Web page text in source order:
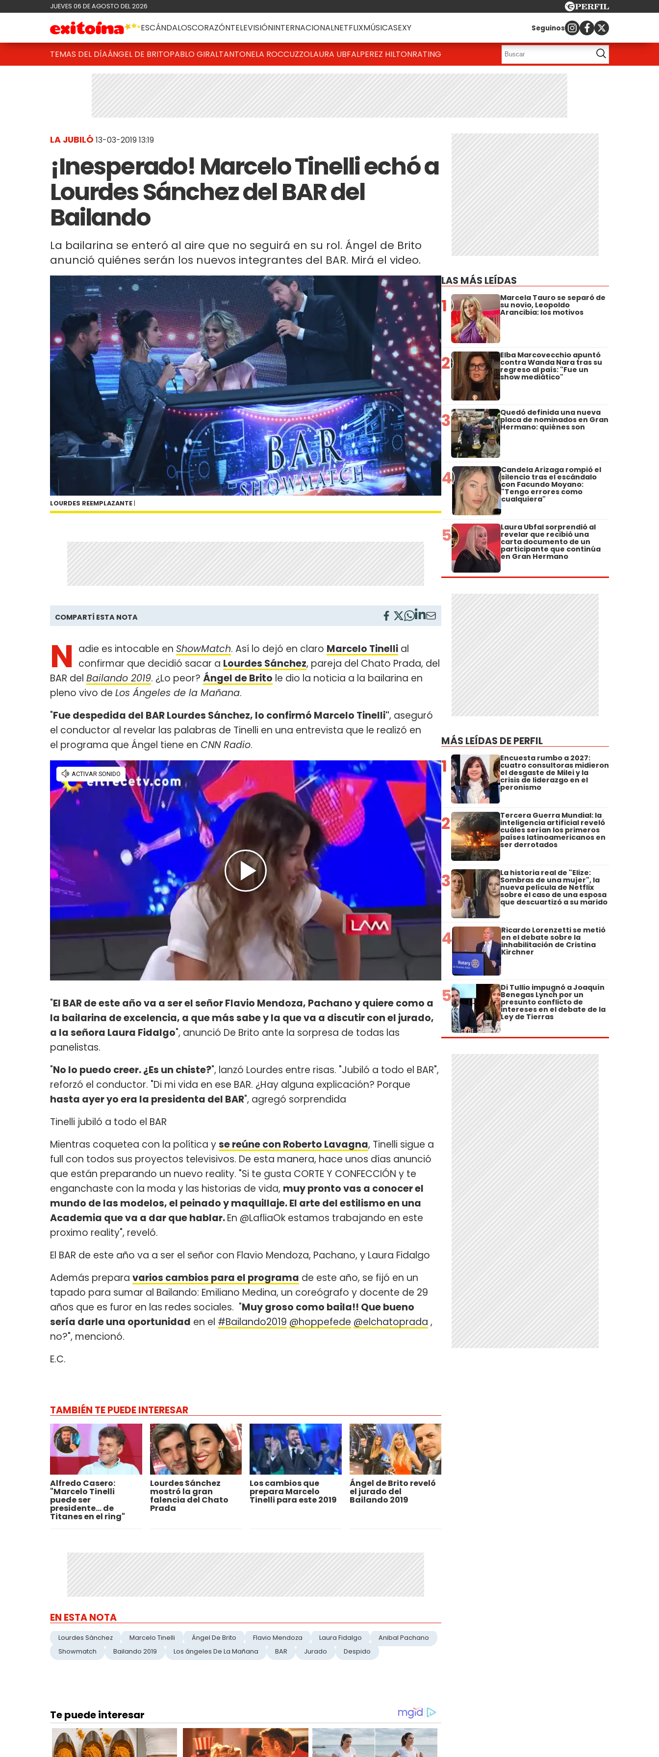
JUEVES 06 DE AGOSTO DEL 2026
ESCÁNDALOSCORAZÓNTELEVISIÓNINTERNACIONALNETFLIXMÚSICASEXY Seguinos
TEMAS DEL DÍAÁNGEL DE BRITOPABLO GIRALTANTONELA ROCCUZZOLAURA UBFALPEREZ HILTONRATING
LA JUBILÓ 13-03-2019 13:19
¡Inesperado! Marcelo Tinelli echó a
Lourdes Sánchez del BAR del
Bailando
La bailarina se enteró al aire que no seguirá en su rol. Ángel de Brito
anunció quiénes serán los nuevos integrantes del BAR. Mirá el video.
LOURDES REEMPLAZANTE |
COMPARTÍ ESTA NOTA
N adie es intocable en ShowMatch. Así lo dejó en claro Marcelo Tinelli al
confirmar que decidió sacar a Lourdes Sánchez, pareja del Chato Prada, del
BAR del Bailando 2019. ¿Lo peor? Ángel de Brito le dio la noticia a la bailarina en
pleno vivo de Los Ángeles de la Mañana.
"Fue despedida del BAR Lourdes Sánchez, lo confirmó Marcelo Tinelli", aseguró
el conductor al revelar las palabras de Tinelli en una entrevista que le realizó en
el programa que Ángel tiene en CNN Radio.
"El BAR de este año va a ser el señor Flavio Mendoza, Pachano y quiere como a
la bailarina de excelencia, a que más sabe y la que va a discutir con el jurado,
a la señora Laura Fidalgo", anunció De Brito ante la sorpresa de todas las
panelistas.
"No lo puedo creer. ¿Es un chiste?", lanzó Lourdes entre risas. "Jubiló a todo el BAR",
reforzó el conductor. "Di mi vida en ese BAR. ¿Hay alguna explicación? Porque
hasta ayer yo era la presidenta del BAR", agregó sorprendida
Tinelli jubiló a todo el BAR
Mientras coquetea con la política yse reúne con Roberto Lavagna, Tinelli sigue a
full con todos sus proyectos televisivos. De esta manera, hace unos días anunció
que están preparando un nuevo reality. "Si te gusta CORTE Y CONFECCIÓN y te
enganchaste con la moda y las historias de vida, muy pronto vas a conocer el
mundo de las modelos, el peinado y maquillaje. El arte del estilismo en una
Academia que va a dar que hablar.En @LafliaOk estamos trabajando en este
proximo reality", reveló.
El BAR de este año va a ser el señor con Flavio Mendoza, Pachano, y Laura Fidalgo
Además prepara varios cambios para el programa de este año, se fijó en un
tapado para sumar al Bailando: Emiliano Medina, un coreógrafo y docente de 29
años que es furor en las redes sociales. "Muy groso como baila!! Que bueno
sería darle una oportunidad en el #Bailando2019 @hoppefede @elchatoprada ,
no?", mencionó.
E.C.
TAMBIÉN TE PUEDE INTERESAR
Alfredo Casero:
"Marcelo Tinelli
puede ser
presidente... de
Titanes en el ring"
Lourdes Sánchez
mostró la gran
falencia del Chato
Prada
Los cambios que
prepara Marcelo
Tinelli para este 2019
Ángel de Brito reveló
el jurado del
Bailando 2019
EN ESTA NOTA
Lourdes Sánchez Marcelo Tinelli Ángel De Brito Flavio Mendoza Laura Fidalgo
Anibal Pachano
Showmatch
Bailando 2019 Los ángeles De La Mañana BAR Jurado Despido
LAS MÁS LEÍDAS
1 Marcela Tauro se separó de
su novio, Leopoldo
Arancibia: los motivos
2 Elba Marcovecchio apuntó
contra Wanda Nara tras su
regreso al país: "Fue un
show mediático"
3 Quedó definida una nueva
placa de nominados en Gran
Hermano: quiénes son
4 Candela Arizaga rompió el
silencio tras el escándalo
con Facundo Moyano:
"Tengo errores como
cualquiera"
5 Laura Ubfal sorprendió al
revelar que recibió una
carta documento de un
participante que continúa
en Gran Hermano
MÁS LEÍDAS DE PERFIL
1 Encuesta rumbo a 2027:
cuatro consultoras midieron
el desgaste de Milei y la
crisis de liderazgo en el
peronismo
2 Tercera Guerra Mundial: la
inteligencia artificial reveló
cuáles serían los primeros
países latinoamericanos en
ser derrotados
3 La historia real de "Elize:
Sombras de una mujer", la
nueva película de Netflix
sobre el caso de una esposa
que descuartizó a su marido
4 Ricardo Lorenzetti se metió
en el debate sobre la
inhabilitación de Cristina
Kirchner
5 Di Tullio impugnó a Joaquín
Benegas Lynch por un
presunto conflicto de
intereses en el debate de la
Ley de Tierras